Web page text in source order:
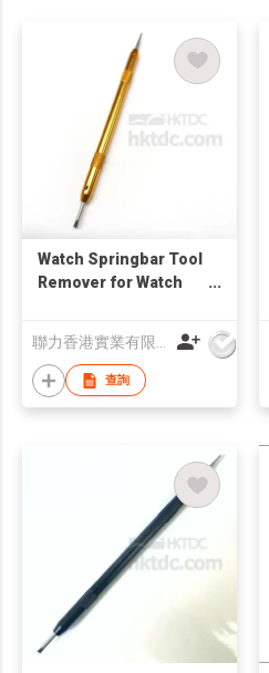
Watch Springbar Tool
Remover for Watch
聯力香港實業有限公司
查詢